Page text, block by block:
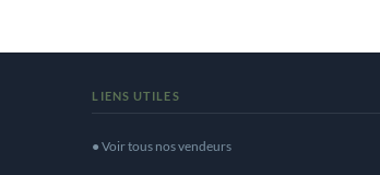
LIENS UTILES
● Voir tous nos vendeurs